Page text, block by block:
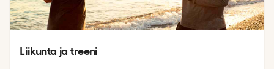
Liikunta ja treeni